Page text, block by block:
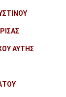
ΑΥΤΗΣ